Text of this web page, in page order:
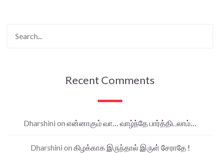
Recent Comments
Dharshini on என்னாகும் வா… வாழ்ந்தே பார்த்திடலாம்…
Dharshini on கிழக்காக இருந்தால் இருள் சேராதே !